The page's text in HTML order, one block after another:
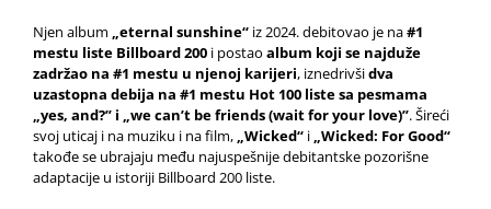
Njen album „eternal sunshine“ iz 2024. debitovao je na#1
mestu liste Billboard 200 i postao album koji se najduže
zadržao na #1 mestu u njenoj karijeri, iznedrivšidva
uzastopna debija na #1 mestu Hot 100 liste sa pesmama
„yes, and?” i „we can’t be friends (wait for your love)”. Šireći
svoj uticaj i na muziku i na film, „Wicked“ i „Wicked: For Good“
takođe se ubrajaju među najuspešnije debitantske pozorišne
adaptacije u istoriji Billboard 200 liste.